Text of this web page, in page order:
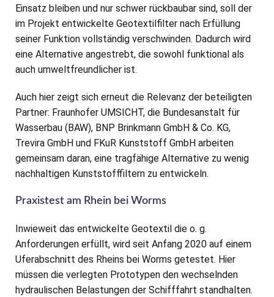
Einsatz bleiben und nur schwer rückbaubar sind, soll der
im Projekt entwickelte Geotextilfilter nach Erfüllung
seiner Funktion vollständig verschwinden. Dadurch wird
eine Alternative angestrebt, die sowohl funktional als
auch umweltfreundlicher ist.
Auch hier zeigt sich erneut die Relevanz der beteiligten
Partner: Fraunhofer UMSICHT, die Bundesanstalt für
Wasserbau (BAW), BNP Brinkmann GmbH & Co. KG,
Trevira GmbH und FKuR Kunststoff GmbH arbeiten
gemeinsam daran, eine tragfähige Alternative zu wenig
nachhaltigen Kunststofffiltern zu entwickeln.
Praxistest am Rhein bei Worms
Inwieweit das entwickelte Geotextil die o. g.
Anforderungen erfüllt, wird seit Anfang 2020 auf einem
Uferabschnitt des Rheins bei Worms getestet. Hier
müssen die verlegten Prototypen den wechselnden
hydraulischen Belastungen der Schifffahrt standhalten.